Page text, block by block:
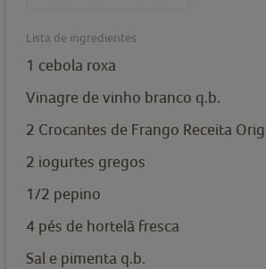
Lista de ingredientes
1 cebola roxa
Vinagre de vinho branco q.b.
2 Crocantes de Frango Receita
2 iogurtes gregos
1/2 pepino
4 pés de hortelã fresca
Sal e pimenta q.b.